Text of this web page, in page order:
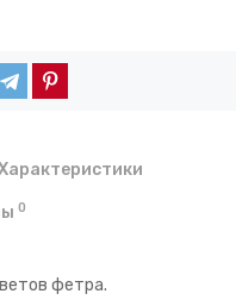
0
фетра.